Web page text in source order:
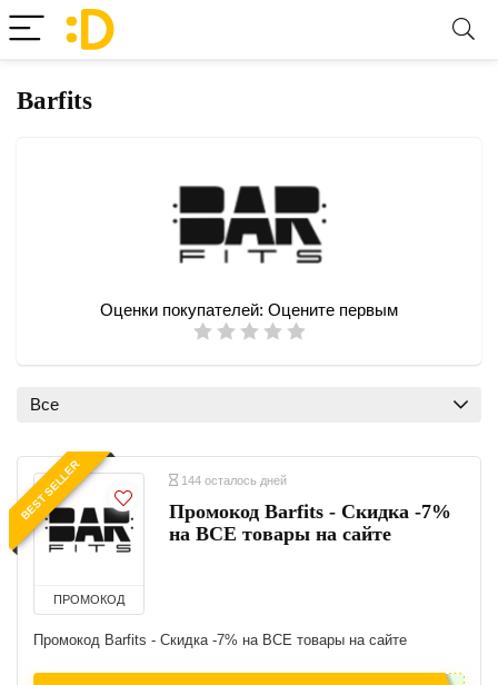
Barfits
Оценки покупателей: Оцените первым
Все
BEST SELLER
ПРОМОКОД
144 осталось дней
Промокод Barfits - Скидка -7%
на ВСЕ товары на сайте
Промокод Barfits - Скидка -7% на ВСЕ товары на сайте